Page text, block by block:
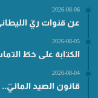
2026-08-06
عن قنوات ريّ
2026-08-05
الكتابة على خطّ
2026-08-04
قانون الصيد